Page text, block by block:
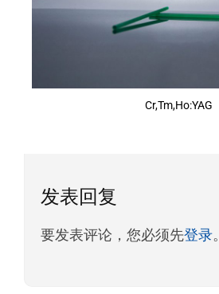
Cr,Tm,Ho:YAG
发表回复
要发表评论，您必须先登录。